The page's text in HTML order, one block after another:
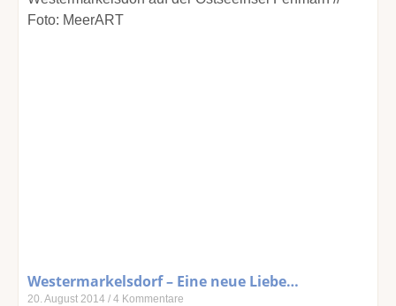
Westermarkelsdorf – Eine neue Liebe…
20. August 2014 4 Kommentare